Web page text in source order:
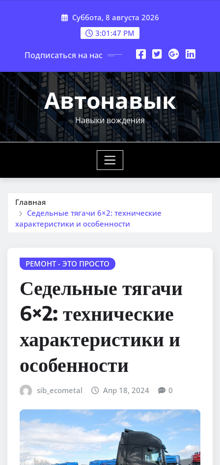
Суббота, 8 августа 2026
3:01:49 PM
Подписаться на нас
Автонавык
Навыки вождения
Главная
Седельные тягачи 6×2: технические
характеристики и особенности
РЕМОНТ - ЭТО ПРОСТО
Седельные тягачи
6×2: технические
характеристики и
особенности
sib_ecometal Апр 18, 2024 0